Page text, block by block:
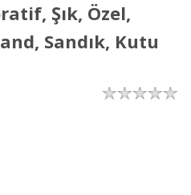
Şık, Özel,
Sandık, Kutu